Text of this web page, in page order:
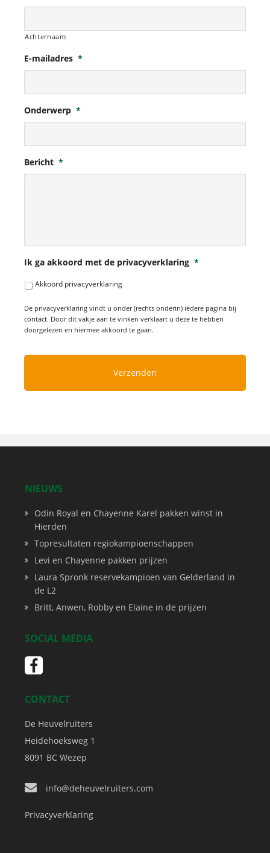
Achternaam
E-mailadres *
Onderwerp *
Bericht *
Ik ga akkoord met de privacyverklaring *
Akkoord privacyverklaring
De privacyverklaring vindt u onder (rechts onderin) iedere pagina bij
contact. Door dit vakje aan te vinken verklaart u deze te hebben
doorgelezen en hiermee akkoord te gaan.
NIEUWS
Odin Royal en Chayenne Karel pakken winst in
Hierden
Topresultaten regiokampioenschappen
Levi en Chayenne pakken prijzen
Laura Spronk reservekampioen van Gelderland in
de L2
Britt, Anwen, Robby en Elaine in de prijzen
SOCIAL MEDIA
CONTACT
De Heuvelruiters
Heidehoeksweg 1
8091 BC Wezep
info@deheuvelruiters.com
Privacyverklaring